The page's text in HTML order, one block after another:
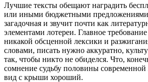
Лучшие тексты обещают наградить
или иными бюджетными
загадочная и звучит почти как
элементами лотереи. Главное
никакой обсценной лексики и
словами, писать нужно аккуратно,
так, чтобы никто не обиделся. Что,
сомнение судьбу половины современной
вид с крыши хороший.